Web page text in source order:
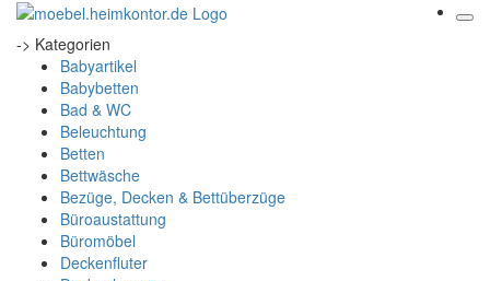
-> Kategorien
Babyartikel
Babybetten
Bad & WC
Beleuchtung
Betten
Bettwäsche
Bezüge, Decken & Bettüberzüge
Büroaustattung
Büromöbel
Deckenfluter